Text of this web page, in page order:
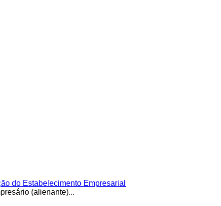
do Estabelecimento Empresarial
(alienante)...